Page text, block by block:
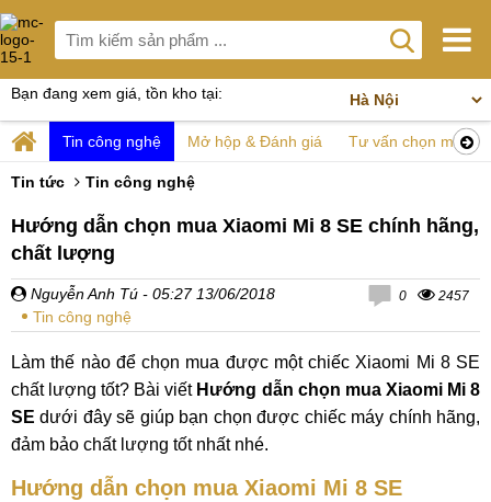
Bạn đang xem giá, tồn kho tại:
Tin công nghệ Mở hộp & Đánh giá Tư vấn chọn mua
Tin tức Tin công nghệ
Hướng dẫn chọn mua Xiaomi Mi 8 SE chính hãng,
chất lượng
Nguyễn Anh Tú - 05:27 13/06/2018
Tin công nghệ
0 2457
Làm thế nào để chọn mua được một chiếc Xiaomi Mi 8 SE
chất lượng tốt? Bài viết Hướng dẫn chọn mua Xiaomi Mi 8
SEdưới đây sẽ giúp bạn chọn được chiếc máy chính hãng,
đảm bảo chất lượng tốt nhất nhé.
Hướng dẫn chọn mua Xiaomi Mi 8 SE